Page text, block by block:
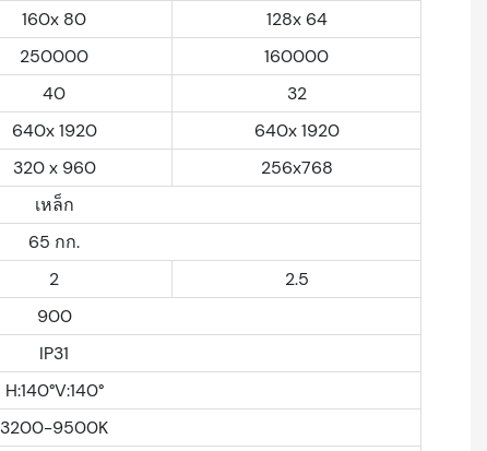
160x 80
128x 64
250000
160000
40 32
640x 1920
640x 1920
320 x 960
256x768
เหล็ก
65 กก.
2
2.5
900
IP31
H:140°V:140°
3200-9500K